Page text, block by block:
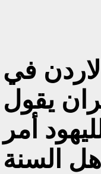
في
أمر
السنة